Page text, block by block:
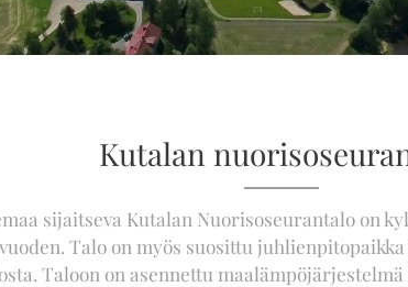
Kutalan
sijaitseva Kutalan Nuorisoseurantalo on
Talo on myös suosittu
Taloon on asennettu